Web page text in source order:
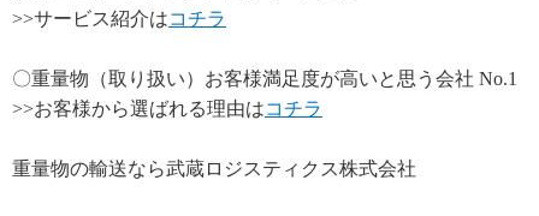
>>サービス紹介はコチラ
〇重量物（取り扱い）お客様満足度が高いと思う会社 No.1
>>お客様から選ばれる理由はコチラ
重量物の輸送なら武蔵ロジスティクス株式会社